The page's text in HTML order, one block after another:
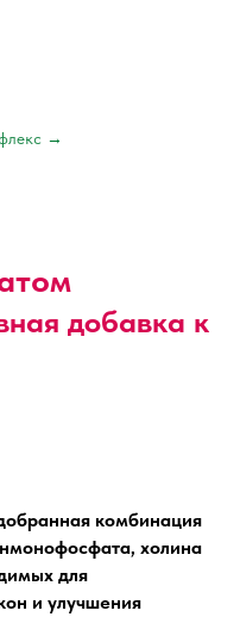
→
добавка к
комбинация
холина
для
и улучшения